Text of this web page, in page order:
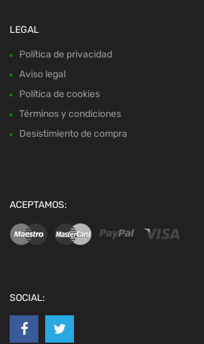
LEGAL
Política de privacidad
Aviso legal
Política de cookies
Términos y condiciones
Desistimiento de compra
ACEPTAMOS:
SOCIAL: